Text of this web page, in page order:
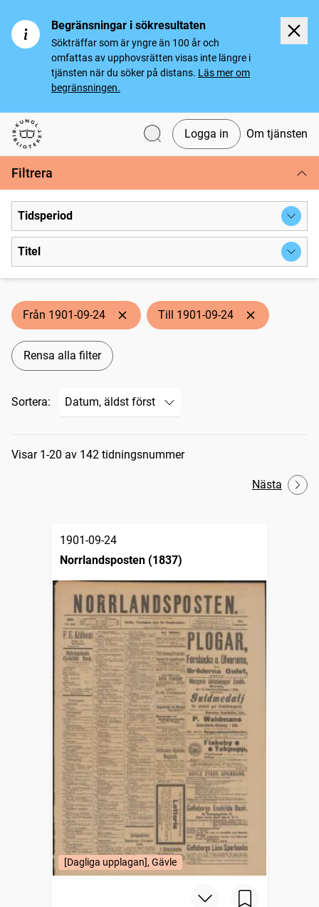
Begränsningar i sökresultaten
Sökträffar som är yngre än 100 år och
omfattas av upphovsrätten visas inte längre i
tjänsten när du söker på distans. Läs mer om
begränsningen.
Svenska tidningar
Logga in Om tjänsten
Filtrera
Tidsperiod
Titel
Från 1901-09-24 Till 1901-09-24
Rensa alla filter
Sortera:
Sökresultat
Visar 1-20 av 142 tidningsnummer
Nästa
1901-09-24
Norrlandsposten (1837)
[Dagliga upplagan], Gävle